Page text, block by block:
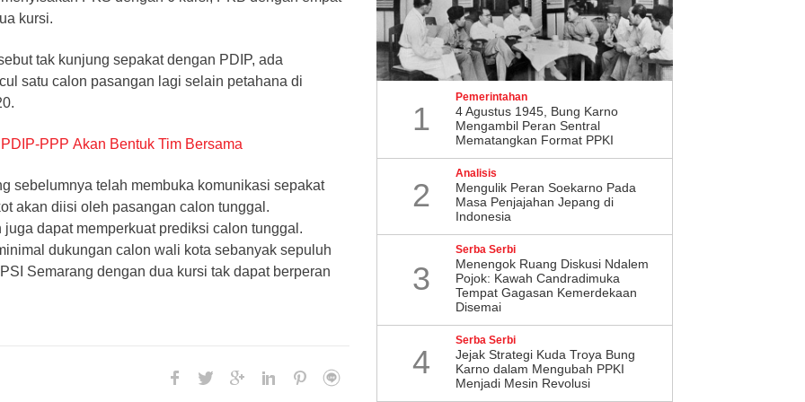
kursi.
tak kunjung sepakat dengan PDIP, ada
satu calon pasangan lagi selain petahana di
PPP Akan Bentuk Tim Bersama
sebelumnya telah membuka komunikasi sepakat
akan diisi oleh pasangan calon tunggal.
dapat memperkuat prediksi calon tunggal.
dukungan calon wali kota sebanyak sepuluh
Semarang dengan dua kursi tak dapat berperan
1
Pemerintahan
4 Agustus 1945, Bung Karno
Mengambil Peran Sentral
Mematangkan Format PPKI
2
Analisis
Mengulik Peran Soekarno Pada
Masa Penjajahan Jepang di
Indonesia
3
Serba Serbi
Menengok Ruang Diskusi Ndalem
Pojok: Kawah Candradimuka
Tempat Gagasan Kemerdekaan
Disemai
4
Serba Serbi
Jejak Strategi Kuda Troya Bung
Karno dalam Mengubah PPKI
Menjadi Mesin Revolusi